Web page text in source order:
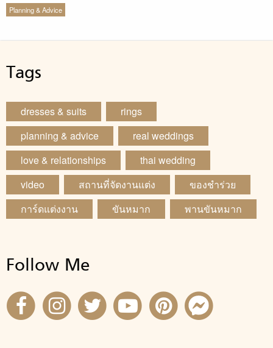
Planning & Advice
Tags
dresses & suits
rings
planning & advice
real weddings
love & relationships
thai wedding
video
สถานที่จัดงานแต่ง
ของชำร่วย
การ์ดแต่งงาน
ขันหมาก พานขันหมาก
Follow Me